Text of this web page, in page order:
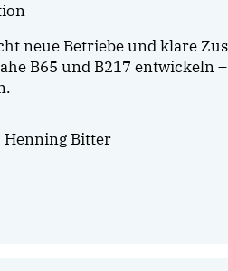
neue Betriebe und klare
B65 und B217
Henning Bitter